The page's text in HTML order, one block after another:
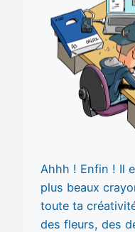
Ahhh ! Enfin ! Il
plus beaux
toute ta
des fleurs, des